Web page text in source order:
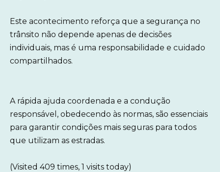
Este acontecimento reforça que a segurança no
trânsito não depende apenas de decisões
individuais, mas é uma responsabilidade e cuidado
compartilhados.
A rápida ajuda coordenada e a condução
responsável, obedecendo às normas, são essenciais
para garantir condições mais seguras para todos
que utilizam as estradas.
(Visited 409 times, 1 visits today)